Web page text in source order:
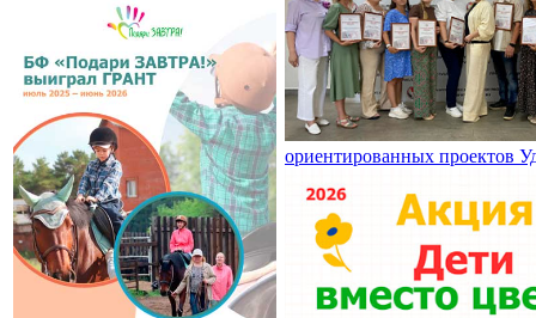
ориентированных проектов